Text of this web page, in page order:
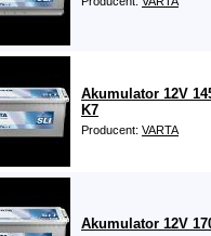
Akumulator 12V
K7
Producent: VARTA
Akumulator 12V